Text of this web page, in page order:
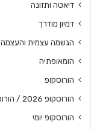
דיאטה ותזונה
דמיון מודרך
הגשמה עצמית והעצמה
הומאופתיה
הורוסקופ
הורוסקופ 2026 / הורוסקופ שנתי 2026
הורוסקופ יומי